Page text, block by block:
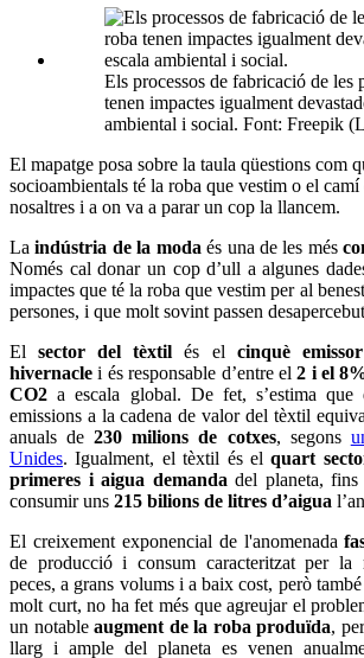
Els processos de fabricació de les
tenen impactes igualment
ambiental i social. Font: Freepik
El mapatge posa sobre la taula qüestions com
socioambientals té la roba que vestim o el
nosaltres i a on va a parar un cop la llancem.
Laindústria de la modaés una de les més
Només cal donar un cop d’ull a algunes
impactes que té la roba que vestim per al
persones, i que molt sovint passen
Elsector del tèxtil és el cinquè
hivernacle i és responsable d’entre el2 i el
CO2 a escala global. De fet, s’estima que
emissions a la cadena de valor del tèxtil
anuals de230 milions de cotxes, segons
Unides. Igualment, el tèxtil és elquart
primeres i aigua demandadel planeta, fins
consumir uns 215 bilions de litres d’aigua
El creixement exponencial de l'anomenada
de producció i consum caracteritzat per la
peces, a grans volums i a baix cost, però
molt curt, no ha fet més que agreujar el
un notable augment de la roba produïda,
llarg i ample del planeta es venen